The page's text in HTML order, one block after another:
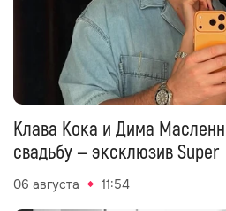
Клава Кока и Дима
свадьбу — эксклюзив Super
06 августа 11:54